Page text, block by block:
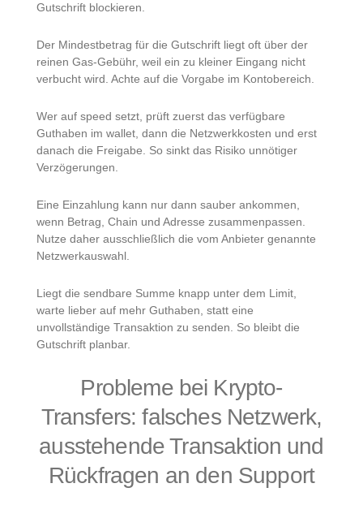
Gutschrift blockieren.
Der Mindestbetrag für die Gutschrift liegt oft über der
reinen Gas-Gebühr, weil ein zu kleiner Eingang nicht
verbucht wird. Achte auf die Vorgabe im Kontobereich.
Wer auf speed setzt, prüft zuerst das verfügbare
Guthaben im wallet, dann die Netzwerkkosten und erst
danach die Freigabe. So sinkt das Risiko unnötiger
Verzögerungen.
Eine Einzahlung kann nur dann sauber ankommen,
wenn Betrag, Chain und Adresse zusammenpassen.
Nutze daher ausschließlich die vom Anbieter genannte
Netzwerkauswahl.
Liegt die sendbare Summe knapp unter dem Limit,
warte lieber auf mehr Guthaben, statt eine
unvollständige Transaktion zu senden. So bleibt die
Gutschrift planbar.
Probleme bei Krypto-
Transfers: falsches Netzwerk,
ausstehende Transaktion und
Rückfragen an den Support